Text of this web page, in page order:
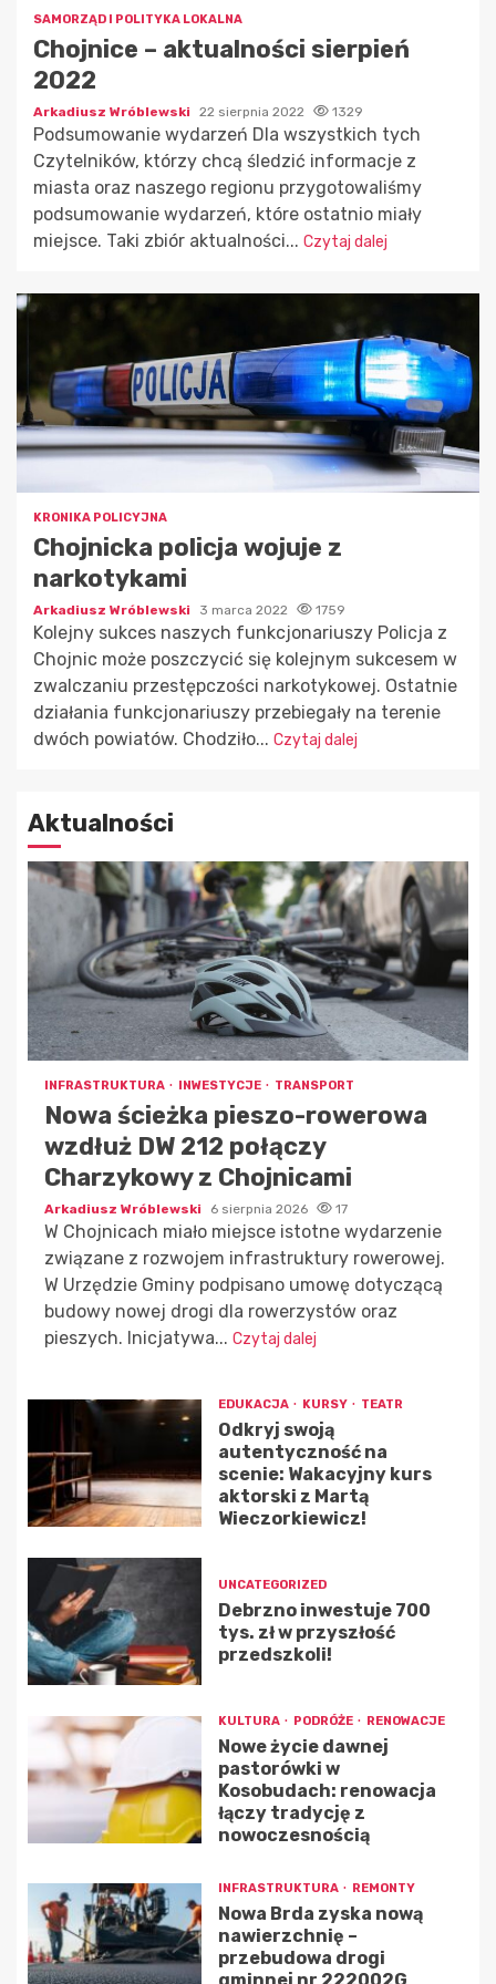
SAMORZĄD I POLITYKA LOKALNA
Chojnice – aktualności sierpień
2022
Arkadiusz Wróblewski 22 sierpnia 2022 1329
Podsumowanie wydarzeń Dla wszystkich tych
Czytelników, którzy chcą śledzić informacje z
miasta oraz naszego regionu przygotowaliśmy
podsumowanie wydarzeń, które ostatnio miały
miejsce. Taki zbiór aktualności... Czytaj dalej
KRONIKA POLICYJNA
Chojnicka policja wojuje z
narkotykami
Arkadiusz Wróblewski 3 marca 2022 1759
Kolejny sukces naszych funkcjonariuszy Policja z
Chojnic może poszczycić się kolejnym sukcesem w
zwalczaniu przestępczości narkotykowej. Ostatnie
działania funkcjonariuszy przebiegały na terenie
dwóch powiatów. Chodziło... Czytaj dalej
Aktualności
INFRASTRUKTURA INWESTYCJE TRANSPORT
Nowa ścieżka pieszo-rowerowa
wzdłuż DW 212 połączy
Charzykowy z Chojnicami
Arkadiusz Wróblewski 6 sierpnia 2026 17
W Chojnicach miało miejsce istotne wydarzenie
związane z rozwojem infrastruktury rowerowej.
W Urzędzie Gminy podpisano umowę dotyczącą
budowy nowej drogi dla rowerzystów oraz
pieszych. Inicjatywa... Czytaj dalej
EDUKACJA KURSY TEATR
Odkryj swoją
autentyczność na
scenie: Wakacyjny kurs
aktorski z Martą
Wieczorkiewicz!
UNCATEGORIZED
Debrzno inwestuje 700
tys. zł w przyszłość
przedszkoli!
KULTURA PODRÓŻE RENOWACJE
Nowe życie dawnej
pastorówki w
Kosobudach: renowacja
łączy tradycję z
nowoczesnością
INFRASTRUKTURA REMONTY
Nowa Brda zyska nową
nawierzchnię –
przebudowa drogi